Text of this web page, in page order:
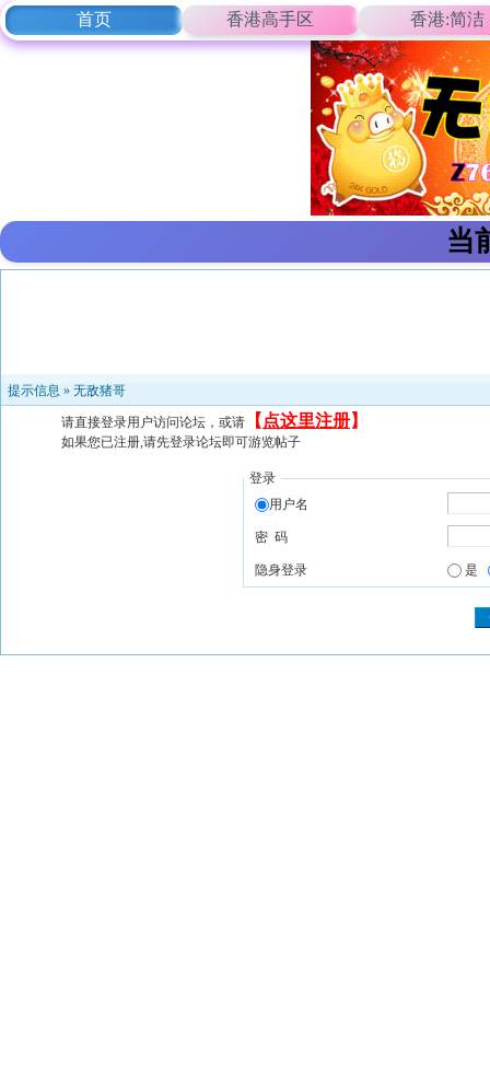
首页 香港高手区 香港:简洁
当
提示信息 » 无敌猪哥
请直接登录用户访问论坛，或请 【 点这里注册】
如果您已注册,请先登录论坛即可游览帖子
登录
用户名
密 码
隐身登录 是